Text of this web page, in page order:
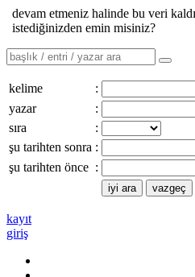
devam etmeniz halinde bu veri
istediğinizden emin misiniz?
kelime
:
yazar
:
sıra
:
şu tarihten sonra :
şu tarihten önce :
kayıt
giriş